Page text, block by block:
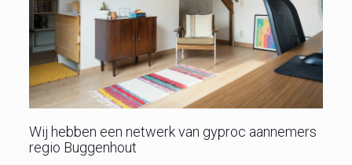
Wij hebben een netwerk van gyproc aannemers
regio Buggenhout